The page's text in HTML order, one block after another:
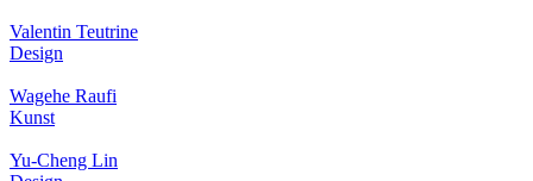
Valentin Teutrine
Design
Wagehe Raufi
Kunst
Yu-Cheng Lin